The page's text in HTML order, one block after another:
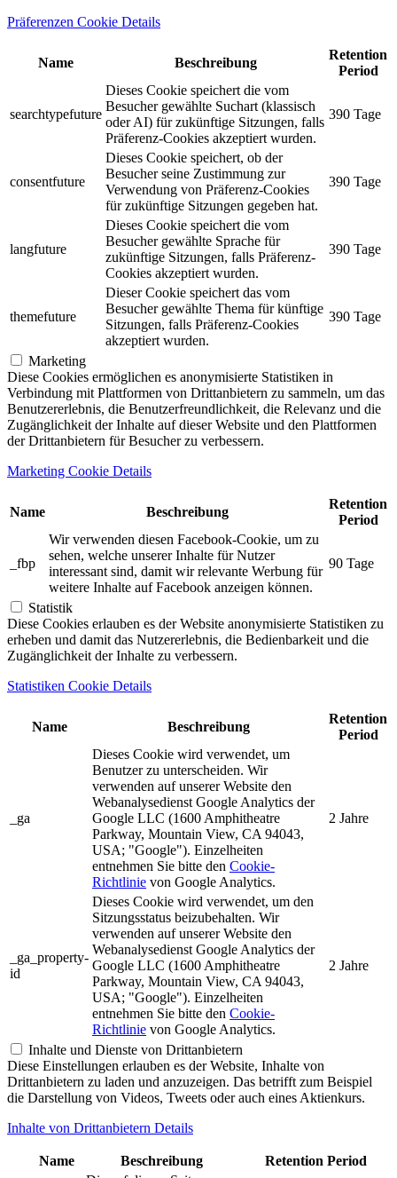
Präferenzen Cookie Details
Name Beschreibung
Retention
Period
searchtypefuture
Dieses Cookie speichert die vom
Besucher gewählte Suchart (klassisch
oder AI) für zukünftige Sitzungen, falls
Präferenz-Cookies akzeptiert wurden.
390 Tage
consentfuture
Dieses Cookie speichert, ob der
Besucher seine Zustimmung zur
Verwendung von Präferenz-Cookies
für zukünftige Sitzungen gegeben hat.
390 Tage
langfuture
Dieses Cookie speichert die vom
Besucher gewählte Sprache für
zukünftige Sitzungen, falls Präferenz-
Cookies akzeptiert wurden.
390 Tage
themefuture
Dieser Cookie speichert das vom
Besucher gewählte Thema für künftige
Sitzungen, falls Präferenz-Cookies
akzeptiert wurden.
390 Tage
Marketing
Diese Cookies ermöglichen es anonymisierte Statistiken in
Verbindung mit Plattformen von Drittanbietern zu sammeln, um das
Benutzererlebnis, die Benutzerfreundlichkeit, die Relevanz und die
Zugänglichkeit der Inhalte auf dieser Website und den Plattformen
der Drittanbietern für Besucher zu verbessern.
Marketing Cookie Details
Name Beschreibung
Retention
Period
_fbp
Wir verwenden diesen Facebook-Cookie, um zu
sehen, welche unserer Inhalte für Nutzer
interessant sind, damit wir relevante Werbung für
weitere Inhalte auf Facebook anzeigen können.
90 Tage
Statistik
Diese Cookies erlauben es der Website anonymisierte Statistiken zu
erheben und damit das Nutzererlebnis, die Bedienbarkeit und die
Zugänglichkeit der Inhalte zu verbessern.
Statistiken Cookie Details
Name Beschreibung
Retention
Period
_ga
Dieses Cookie wird verwendet, um
Benutzer zu unterscheiden. Wir
verwenden auf unserer Website den
Webanalysedienst Google Analytics der
Google LLC (1600 Amphitheatre
Parkway, Mountain View, CA 94043,
USA; "Google"). Einzelheiten
entnehmen Sie bitte den Cookie-
Richtlinie von Google Analytics.
2 Jahre
_ga_property-
id
Dieses Cookie wird verwendet, um den
Sitzungsstatus beizubehalten. Wir
verwenden auf unserer Website den
Webanalysedienst Google Analytics der
Google LLC (1600 Amphitheatre
Parkway, Mountain View, CA 94043,
USA; "Google"). Einzelheiten
entnehmen Sie bitte den Cookie-
Richtlinie von Google Analytics.
2 Jahre
Inhalte und Dienste von Drittanbietern
Diese Einstellungen erlauben es der Website, Inhalte von
Drittanbietern zu laden und anzuzeigen. Das betrifft zum Beispiel
die Darstellung von Videos, Tweets oder auch eines Aktienkurs.
Inhalte von Drittanbietern Details
Name Beschreibung
Retention Period